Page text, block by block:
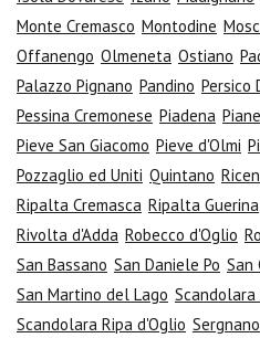
Monte Cremasco Montodine
Offanengo Olmeneta Ostiano
Palazzo Pignano Pandino Persico
Pessina Cremonese Piadena
Pieve San Giacomo Pieve d'Olmi
Pozzaglio ed Uniti Quintano
Ripalta Cremasca Ripalta Guerina
Rivolta d'Adda Robecco d'Oglio
San Bassano San Daniele Po San
San Martino del Lago Scandolara
Scandolara Ripa d'Oglio Sergnano